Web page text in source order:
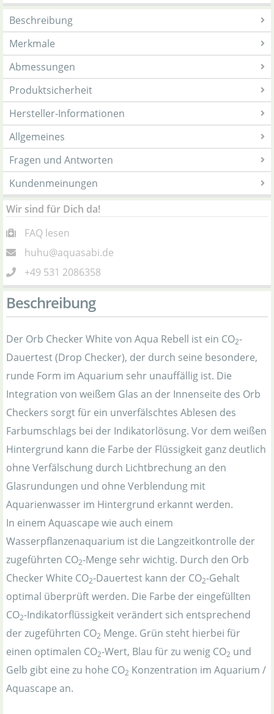
Beschreibung
Merkmale
Abmessungen
Produktsicherheit
Hersteller-Informationen
Allgemeines
Fragen und Antworten
Kundenmeinungen
Wir sind für Dich da!
FAQ lesen
huhu@aquasabi.de
+49 531 2086358
Beschreibung
Der Orb Checker White von Aqua Rebell ist ein CO2-
Dauertest (Drop Checker), der durch seine besondere,
runde Form im Aquarium sehr unauffällig ist. Die
Integration von weißem Glas an der Innenseite des Orb
Checkers sorgt für ein unverfälschtes Ablesen des
Farbumschlags bei der Indikatorlösung. Vor dem weißen
Hintergrund kann die Farbe der Flüssigkeit ganz deutlich
ohne Verfälschung durch Lichtbrechung an den
Glasrundungen und ohne Verblendung mit
Aquarienwasser im Hintergrund erkannt werden.
In einem Aquascape wie auch einem
Wasserpflanzenaquarium ist die Langzeitkontrolle der
zugeführten CO2-Menge sehr wichtig. Durch den Orb
Checker White CO2-Dauertest kann der CO2-Gehalt
optimal überprüft werden. Die Farbe der eingefüllten
CO2-Indikatorflüssigkeit verändert sich entsprechend
der zugeführten CO2 Menge. Grün steht hierbei für
einen optimalen CO2-Wert, Blau für zu wenig CO2 und
Gelb gibt eine zu hohe CO2 Konzentration im Aquarium /
Aquascape an.